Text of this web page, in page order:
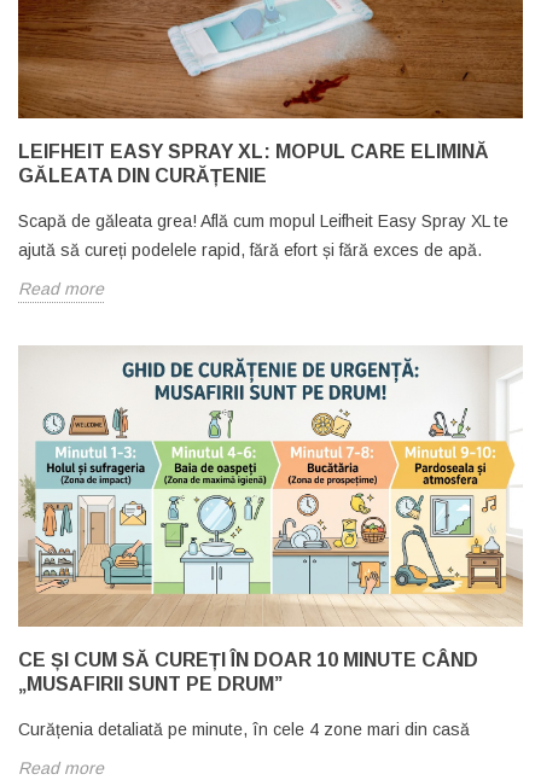
LEIFHEIT EASY SPRAY XL: MOPUL CARE ELIMINĂ
GĂLEATA DIN CURĂȚENIE
Scapă de găleata grea! Află cum mopul Leifheit Easy Spray XL te
ajută să cureți podelele rapid, fără efort și fără exces de apă.
Read more
CE ȘI CUM SĂ CUREȚI ÎN DOAR 10 MINUTE CÂND
„MUSAFIRII SUNT PE DRUM”
Curățenia detaliată pe minute, în cele 4 zone mari din casă
Read more